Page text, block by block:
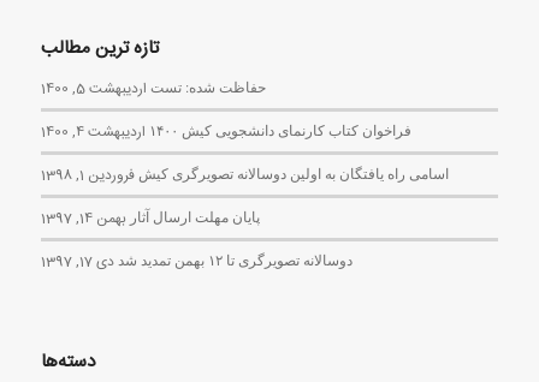
تازه ترین مطالب
حفاظت شده: تست اردیبهشت 5, 1400
فراخوان کتاب کارنمای دانشجویی کیش ۱۴۰۰ اردیبهشت 4, 1400
اسامی راه یافتگان به اولین دوسالانه تصویرگری کیش فروردین 1, 1398
پایان مهلت ارسال آثار بهمن 14, 1397
دوسالانه تصویرگری تا ۱۲ بهمن تمدید شد دی 17, 1397
دسته‌ها